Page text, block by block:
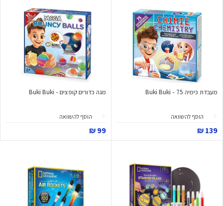
מעבדת כימיה 75 - Buki Buki
הוסף להשוואה
139 ₪
מגה כדורים קופצים - Buki Buki
הוסף להשוואה
99 ₪